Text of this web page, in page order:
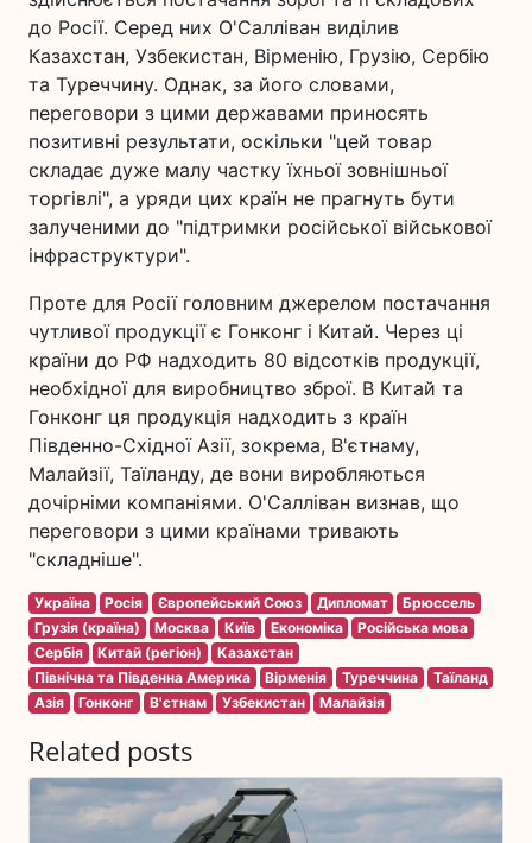
до Росії. Серед них О'Салліван виділив
Казахстан, Узбекистан, Вірменію, Грузію, Сербію
та Туреччину. Однак, за його словами,
переговори з цими державами приносять
позитивні результати, оскільки "цей товар
складає дуже малу частку їхньої зовнішньої
торгівлі", а уряди цих країн не прагнуть бути
залученими до "підтримки російської військової
інфраструктури".
Проте для Росії головним джерелом постачання
чутливої продукції є Гонконг і Китай. Через ці
країни до РФ надходить 80 відсотків продукції,
необхідної для виробництво зброї. В Китай та
Гонконг ця продукція надходить з країн
Південно-Східної Азії, зокрема, В'єтнаму,
Малайзії, Таїланду, де вони виробляються
дочірніми компаніями. О'Салліван визнав, що
переговори з цими країнами тривають
"складніше".
Україна Росія Європейський Союз Дипломат
Брюссель
Грузія (країна)
Москва Київ Економіка
Російська мова
Сербія
Китай (регіон)
Казахстан
Північна та Південна Америка
Вірменія Туреччина
Таїланд
Азія
Гонконг В'єтнам Узбекистан Малайзія
Related posts